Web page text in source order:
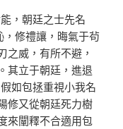
，朝廷之士先名
，修禮讓，晦氣于茍
之威，有所不避，
其立于朝廷，進退
如包拯重視小我名
修又從朝廷死力樹
來闡釋不合適用包